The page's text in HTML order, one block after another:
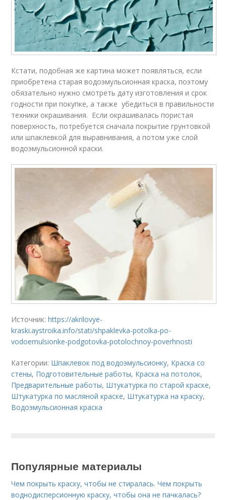
Кстати, подобная же картина может появляться, если
приобретена старая водоэмульсионная краска, поэтому
обязательно нужно смотреть дату изготовления и срок
годности при покупке, а также убедиться в правильности
техники окрашивания. Если окрашивалась пористая
поверхность, потребуется сначала покрытие грунтовкой
или шпаклевкой для выравнивания, а потом уже слой
водоэмульсионной краски.
Источник:https://akrilovye-
kraski.aystroika.info/stati/shpaklevka-potolka-po-
vodoemulsionke-podgotovka-potolochnoy-poverhnosti
Категории: Шпаклевок под водоэмульсионку, Краска со
стены, Подготовительные работы, Краска на потолок,
Предварительные работы, Штукатурка по старой краске,
Штукатурка по масляной краске, Штукатурка на краску,
Водоэмульсионная краска
Популярные материалы
Чем покрыть краску, чтобы не стиралась. Чем покрыть
воднодисперсионную краску, чтобы она не пачкалась?